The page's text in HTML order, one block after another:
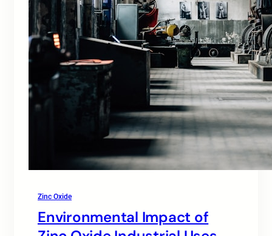
Zinc Oxide
Environmental Impact of